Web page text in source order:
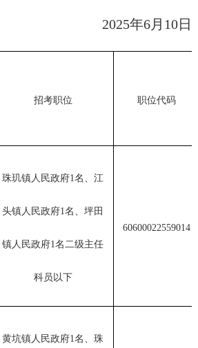
2025年6月10日
招考职位 职位代码
珠玑镇人民政府1名、江
头镇人民政府1名、坪田
镇人民政府1名二级主任
科员以下
60600022559014
黄坑镇人民政府1名、珠